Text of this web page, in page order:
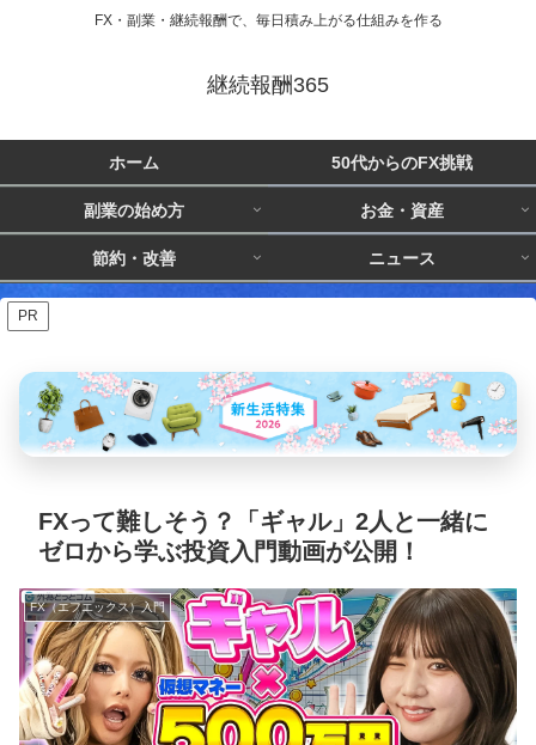
FX・副業・継続報酬で、毎日積み上がる仕組みを作る
継続報酬365
ホーム 50代からのFX挑戦
副業の始め方 お金・資産
節約・改善 ニュース
PR
FXって難しそう？「ギャル」2人と一緒に
ゼロから学ぶ投資入門動画が公開！
FX（エフエックス）入門